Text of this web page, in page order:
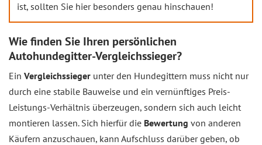
ist, sollten Sie hier besonders genau hinschauen!
Wie finden Sie Ihren persönlichen
Autohundegitter-Vergleichssieger?
Ein Vergleichssieger unter den Hundegittern muss nicht nur
durch eine stabile Bauweise und ein vernünftiges Preis-
Leistungs-Verhältnis überzeugen, sondern sich auch leicht
montieren lassen. Sich hierfür die Bewertung von anderen
Käufern anzuschauen, kann Aufschluss darüber geben, ob